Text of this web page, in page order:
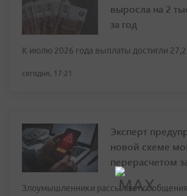
выросла на 2
за год
К июлю 2026 года выплаты достигли
сегодня, 17:21
Эксперт
новой схеме
перерасчетом
Злоумышленники рассылают сообщения